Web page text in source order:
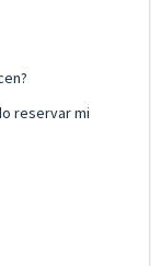
reservar mi